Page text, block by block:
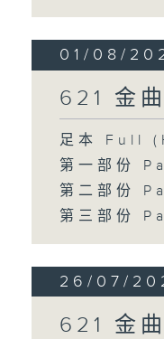
01/08/
621 金
足本 Full
第一部份
第二部份
第三部份
26/07/
621 金